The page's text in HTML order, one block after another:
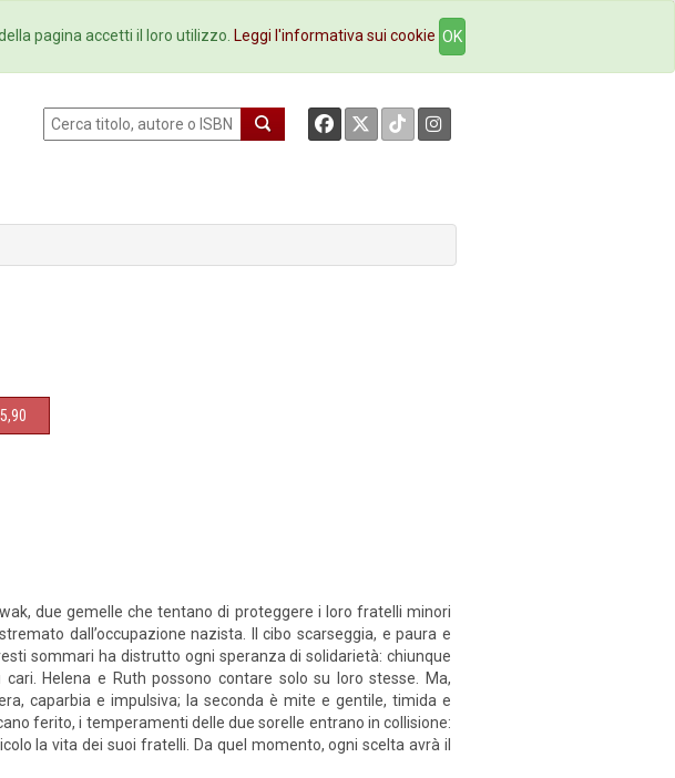
Newsletter Ebookstore Contatti
due gemelle che tentano di proteggere i loro fratelli minori
dall’occupazione nazista. Il cibo scarseggia, e paura e
sommari ha distrutto ogni speranza di solidarietà: chiunque
Helena e Ruth possono contare solo su loro stesse. Ma,
caparbia e impulsiva; la seconda è mite e gentile, timida e
ferito, i temperamenti delle due sorelle entrano in collisione:
la vita dei suoi fratelli. Da quel momento, ogni scelta avrà il
pagina accetti il loro utilizzo. Leggi l'informativa sui cookie OK